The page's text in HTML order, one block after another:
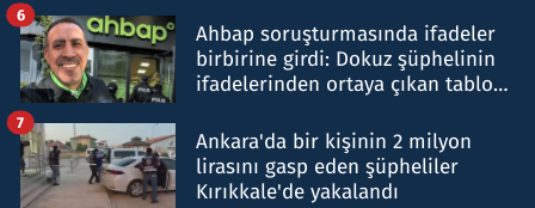
Ahbap soruşturmasında ifadeler
birbirine girdi: Dokuz şüphelinin
ifadelerinden ortaya çıkan tablo
6
Ankara'da bir kişinin 2 milyon
lirasını gasp eden şüpheliler
Kırıkkale'de yakalandı
7